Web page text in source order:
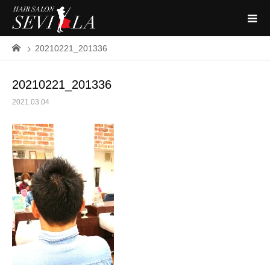
20210221_201336
20210221_201336
2021.03.04